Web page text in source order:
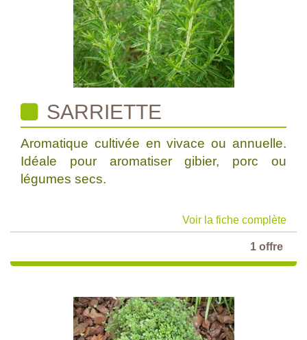
SARRIETTE
Aromatique cultivée en vivace ou annuelle.
Idéale pour aromatiser gibier, porc ou
légumes secs.
Voir la fiche complète
1 offre